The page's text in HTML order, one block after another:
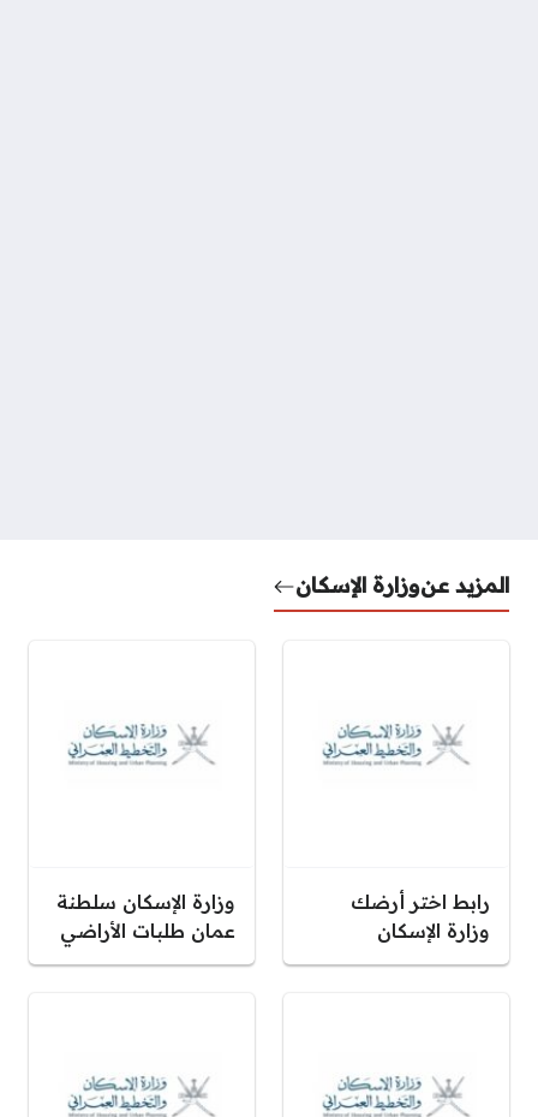
المزيد عنوزارة الإسكان
رابط اختر أرضك
وزارة الإسكان
وزارة الإسكان سلطنة
عمان طلبات الأراضي